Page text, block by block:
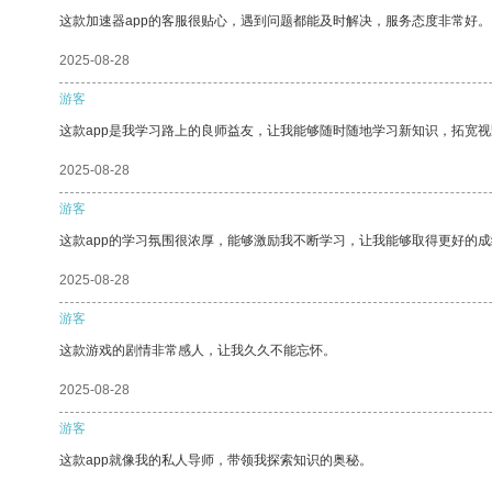
这款加速器app的客服很贴心，遇到问题都能及时解决，服务态度非常好。
2025-08-28
游客
这款app是我学习路上的良师益友，让我能够随时随地学习新知识，拓宽视
2025-08-28
游客
这款app的学习氛围很浓厚，能够激励我不断学习，让我能够取得更好的成
2025-08-28
游客
这款游戏的剧情非常感人，让我久久不能忘怀。
2025-08-28
游客
这款app就像我的私人导师，带领我探索知识的奥秘。